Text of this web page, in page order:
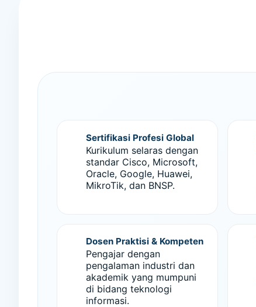
Sertifikasi Profesi Global
Kurikulum selaras dengan
standar Cisco, Microsoft,
Oracle, Google, Huawei,
MikroTik, dan BNSP.
Dosen Praktisi & Kompeten
Pengajar dengan
pengalaman industri dan
akademik yang mumpuni
di bidang teknologi
informasi.